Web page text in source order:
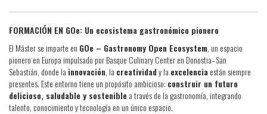
FORMACIÓN EN GOe: Un ecosistema gastronómico pionero
El Máster se imparte en GOe – Gastronomy Open Ecosystem, un espacio
pionero en Europa impulsado por Basque Culinary Center en Donostia–San
Sebastián, donde la innovación, la creatividady la excelencia están siempre
presentes. Este entorno tiene un propósito ambicioso: construir un futuro
delicioso, saludable y sostenible a través de la gastronomía, integrando
talento, conocimiento y tecnología en un único espacio.